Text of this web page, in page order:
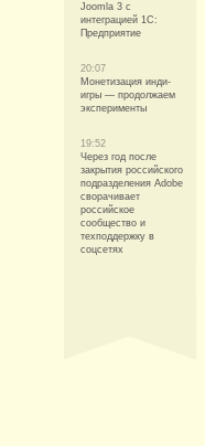
Joomla 3 с
интеграцией 1С:
Предприятие
20:07
Монетизация инди-
игры — продолжаем
эксперименты
19:52
Через год после
закрытия российского
подразделения Adobe
сворачивает
российское
сообщество и
техподдержку в
соцсетях